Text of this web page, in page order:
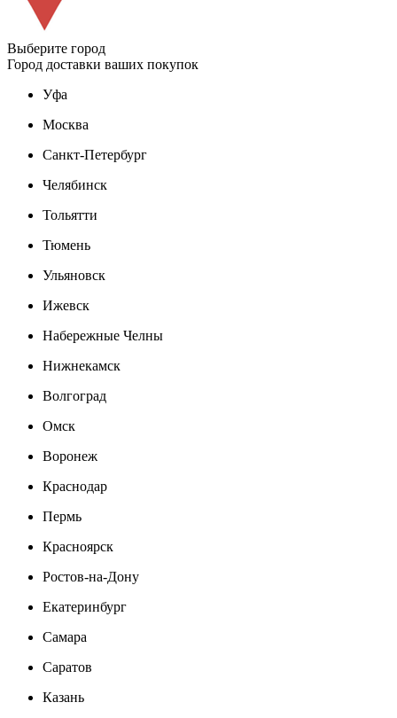
Выберите город
Город доставки ваших покупок
Уфа
Москва
Санкт-Петербург
Челябинск
Тольятти
Тюмень
Ульяновск
Ижевск
Набережные Челны
Нижнекамск
Волгоград
Омск
Воронеж
Краснодар
Пермь
Красноярск
Ростов-на-Дону
Екатеринбург
Самара
Саратов
Казань